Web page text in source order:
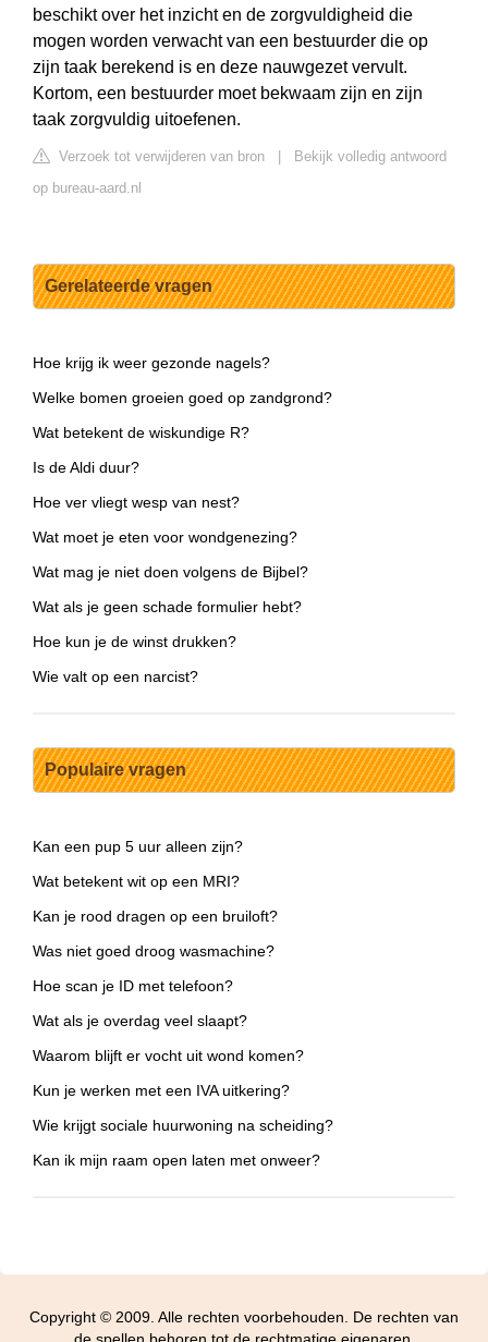
beschikt over het inzicht en de zorgvuldigheid die
mogen worden verwacht van een bestuurder die op
zijn taak berekend is en deze nauwgezet vervult.
Kortom, een bestuurder moet bekwaam zijn en zijn
taak zorgvuldig uitoefenen.
Verzoek tot verwijderen van bron
Bekijk volledig antwoord
op bureau-aard.nl
Gerelateerde vragen
Hoe krijg ik weer gezonde nagels?
Welke bomen groeien goed op zandgrond?
Wat betekent de wiskundige R?
Is de Aldi duur?
Hoe ver vliegt wesp van nest?
Wat moet je eten voor wondgenezing?
Wat mag je niet doen volgens de Bijbel?
Wat als je geen schade formulier hebt?
Hoe kun je de winst drukken?
Wie valt op een narcist?
Populaire vragen
Kan een pup 5 uur alleen zijn?
Wat betekent wit op een MRI?
Kan je rood dragen op een bruiloft?
Was niet goed droog wasmachine?
Hoe scan je ID met telefoon?
Wat als je overdag veel slaapt?
Waarom blijft er vocht uit wond komen?
Kun je werken met een IVA uitkering?
Wie krijgt sociale huurwoning na scheiding?
Kan ik mijn raam open laten met onweer?
Copyright © 2009. Alle rechten voorbehouden. De rechten van